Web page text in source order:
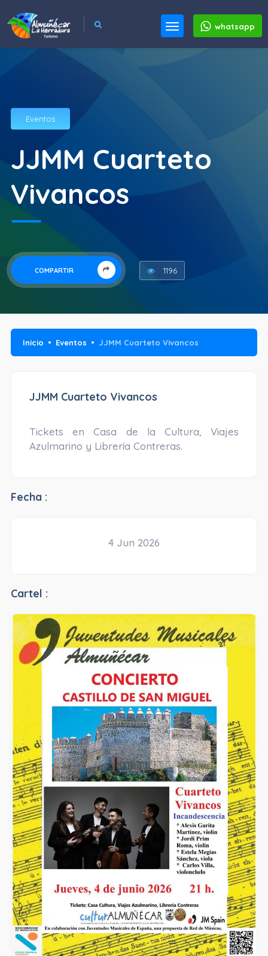
whatsapp
Eventos
JJMM Cuarteto
Vivancos
COMPARTIR 1196
Inicio Eventos JJMM Cuarteto Vivancos
JJMM Cuarteto Vivancos
Tickets en Casa de la Cultura, Viajes
Azulmarino y Librería Contreras.
Fecha :
4 Jun 2026
Cartel :